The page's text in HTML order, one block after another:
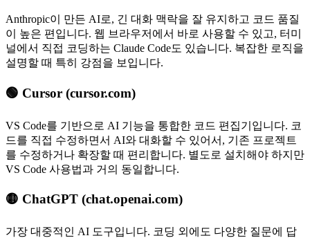
Anthropic이 만든 AI로, 긴 대화 맥락을 잘 유지하고 코드 품질
이 높은 편입니다. 웹 브라우저에서 바로 사용할 수 있고, 터미
널에서 직접 코딩하는 Claude Code도 있습니다. 복잡한 로직을
설명할 때 특히 강점을 보입니다.
🟢 Cursor (cursor.com)
VS Code를 기반으로 AI 기능을 통합한 코드 편집기입니다. 코
드를 직접 수정하면서 AI와 대화할 수 있어서, 기존 프로젝트
를 수정하거나 확장할 때 편리합니다. 별도로 설치해야 하지만
VS Code 사용법과 거의 동일합니다.
🟡 ChatGPT (chat.openai.com)
가장 대중적인 AI 도구입니다. 코딩 외에도 다양한 질문에 답